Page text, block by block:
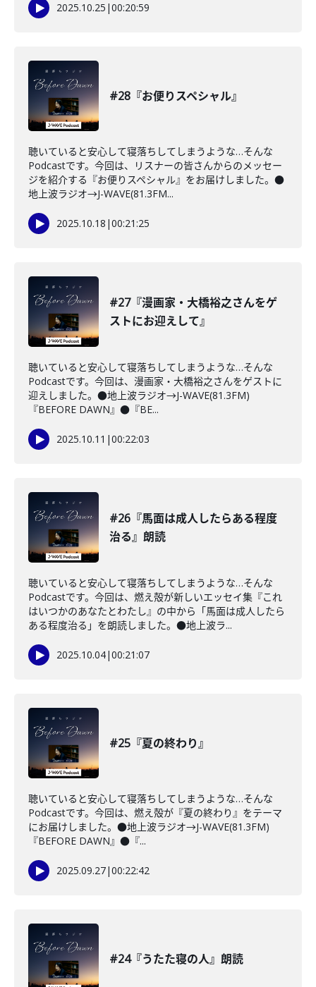
2025.10.25 |00:20:59
#28『お便りスペシャル』
聴いていると安心して寝落ちしてしまうような…そんな
Podcastです。今回は、リスナーの皆さんからのメッセー
ジを紹介する『お便りスペシャル』をお届けしました。●
地上波ラジオ→J-WAVE(81.3FM...
2025.10.18 |00:21:25
#27『漫画家・大橋裕之さんをゲ
ストにお迎えして』
聴いていると安心して寝落ちしてしまうような…そんな
Podcastです。今回は、漫画家・大橋裕之さんをゲストに
迎えしました。●地上波ラジオ→J-WAVE(81.3FM)
『BEFORE DAWN』●『BE...
2025.10.11 |00:22:03
#26『馬面は成人したらある程度
治る』朗読
聴いていると安心して寝落ちしてしまうような…そんな
Podcastです。今回は、燃え殻が新しいエッセイ集『これ
はいつかのあなたとわたし』の中から「馬面は成人したら
ある程度治る」を朗読しました。●地上波ラ...
2025.10.04|00:21:07
#25『夏の終わり』
聴いていると安心して寝落ちしてしまうような…そんな
Podcastです。今回は、燃え殻が『夏の終わり』をテーマ
にお届けしました。●地上波ラジオ→J-WAVE(81.3FM)
『BEFORE DAWN』●『...
2025.09.27|00:22:42
#24『うたた寝の人』朗読